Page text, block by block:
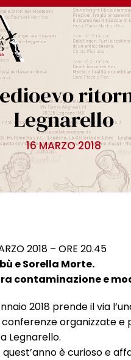
Legnarello
16 MARZO 2018
2018 – ORE 20.45
e Sorella Morte.
contaminazione e
2018 prende il via
conferenze organizzate e
Legnarello.
è curioso e